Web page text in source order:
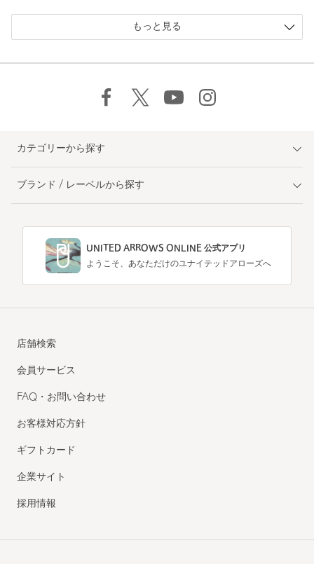
もっと見る
カテゴリーから探す
ブランド / レーベルから探す
UNITED ARROWS ONLINE 公式アプリ
ようこそ、あなただけのユナイテッドアローズへ
店舗検索
会員サービス
FAQ・お問い合わせ
お客様対応方針
ギフトカード
企業サイト
採用情報